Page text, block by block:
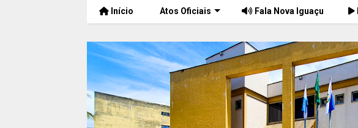
Início Atos Oficiais Fala Nova Iguaçu